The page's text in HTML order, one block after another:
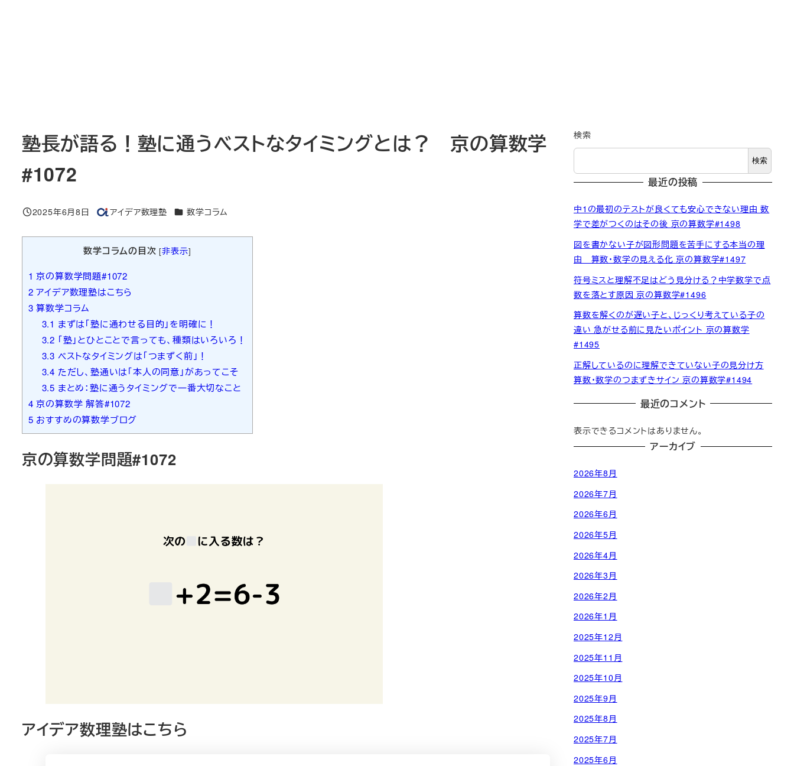
塾長が語る！塾に通うベストなタイミングとは？ 京の算数学
#1072
投稿日
2025年6月8日
著
アイデア数理塾 カテゴリー
数学コラム
数学コラムの目次 [非表示]
1 京の算数学問題#1072
2 アイデア数理塾はこちら
3 算数学コラム
3.1 まずは「塾に通わせる目的」を明確に！
3.2 「塾」とひとことで言っても、種類はいろいろ！
3.3 ベストなタイミングは「つまずく前」！
3.4 ただし、塾通いは「本人の同意」があってこそ
3.5 まとめ：塾に通うタイミングで一番大切なこと
4 京の算数学 解答#1072
5 おすすめの算数学ブログ
京の算数学問題#1072
アイデア数理塾はこちら
検索
検索
最近の投稿
中1の最初のテストが良くても安心できない理由 数
学で差がつくのはその後 京の算数学#1498
図を書かない子が図形問題を苦手にする本当の理
由 算数・数学の見える化 京の算数学#1497
符号ミスと理解不足はどう見分ける？中学数学で点
数を落とす原因 京の算数学#1496
算数を解くのが遅い子と、じっくり考えている子の
違い 急がせる前に見たいポイント 京の算数学
#1495
正解しているのに理解できていない子の見分け方
算数・数学のつまずきサイン 京の算数学#1494
最近のコメント
表示できるコメントはありません。
アーカイブ
2026年8月
2026年7月
2026年6月
2026年5月
2026年4月
2026年3月
2026年2月
2026年1月
2025年12月
2025年11月
2025年10月
2025年9月
2025年8月
2025年7月
2025年6月